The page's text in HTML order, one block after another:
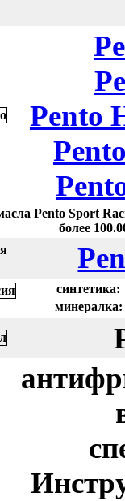
Pento
Pento Sport
более
синтетика:
минералка: